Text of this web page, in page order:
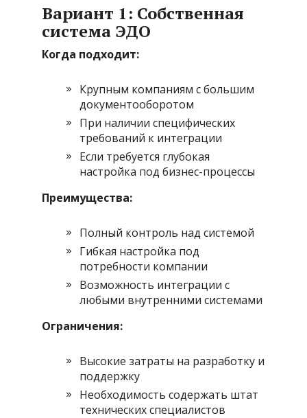
Вариант 1: Собственная
система ЭДО
Когда подходит:
Крупным компаниям с большим
документооборотом
При наличии специфических
требований к интеграции
Если требуется глубокая
настройка под бизнес-процессы
Преимущества:
Полный контроль над системой
Гибкая настройка под
потребности компании
Возможность интеграции с
любыми внутренними системами
Ограничения:
Высокие затраты на разработку и
поддержку
Необходимость содержать штат
технических специалистов